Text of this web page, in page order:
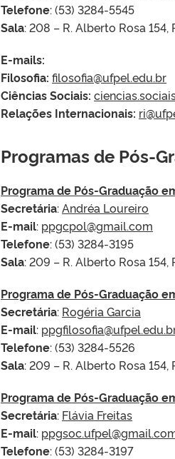
Telefone: (53) 3284-5545
Sala: 208 – R. Alberto Rosa
E-mails:
Filosofia: filosofia@ufpel.edu.br
Ciências Sociais:
Relações Internacionais:
Programas de Pós-
Programa de Pós-Graduação
Secretária:Andréa Loureiro
E-mail: ppgcpol@gmail.com
Telefone: (53) 3284-3195
Sala: 209 – R. Alberto Rosa
Programa de Pós-Graduação
Secretária: Rogéria Garcia
E-mail:
Telefone: (53) 3284-5526
Sala: 209 – R. Alberto Rosa
Programa de Pós-Graduação
Secretária: Flávia Freitas
E-mail:
Telefone: (53) 3284-3197